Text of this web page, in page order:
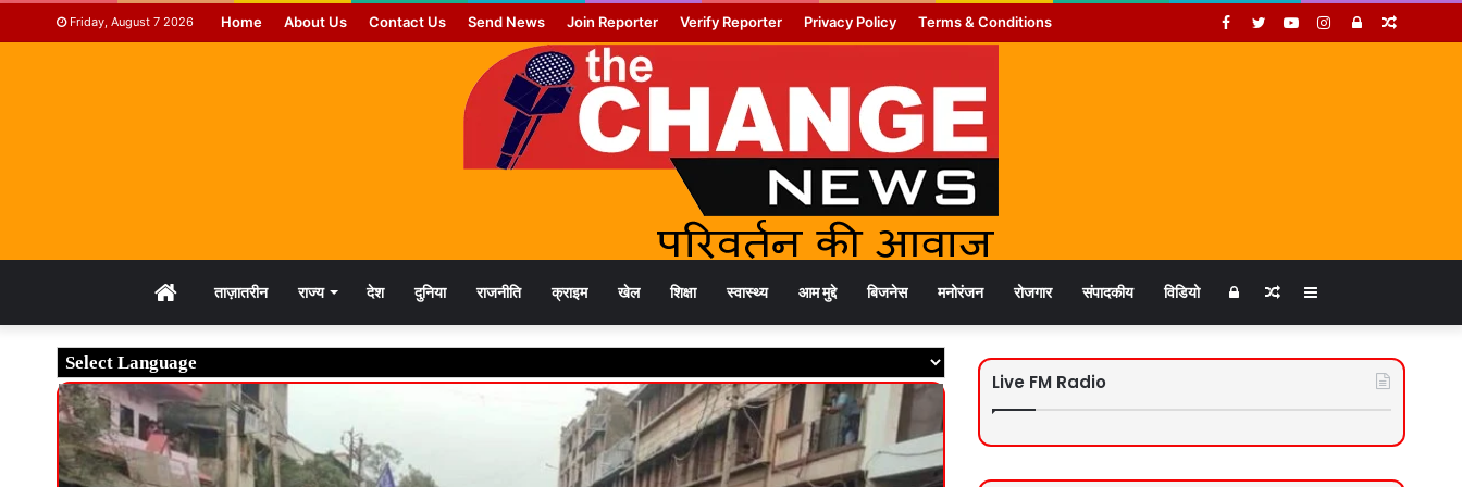
Friday, August 7 2026 Home About Us Contact Us Send News Join Reporter Verify Reporter Privacy Policy Terms & Conditions Random
Log
Instagram
YouTube
Twitter
Facebook
HOMEताज़ातरीन राज्य देश दुनिया राजनीति क्राइम खेल शिक्षा स्वास्थ्य आम मुद्दे बिजनेस मनोरंजन रोजगार संपादकीय विडियो Sidebar
Random
Article
Log
In
Live FM Radio